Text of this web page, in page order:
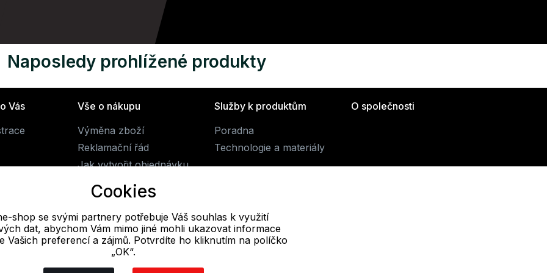
Naposledy prohlížené produkty
Vás
Vše o nákupu
Výměna zboží
Reklamační řád
Jak vytvořit objednávku
Obchodní podmínky
Doprava
Služby k produktům
Poradna
Technologie a materiály
O společnosti
E-mail
obchod@alpine-shop.cz
Cookies
shop se svými partnery potřebuje Váš souhlas k využití
dat, abychom Vám mimo jiné mohli ukazovat informace
Vašich preferencí a zájmů. Potvrdíte ho kliknutím na políčko
„OK“.